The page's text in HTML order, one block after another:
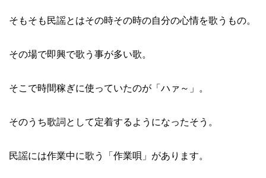
そもそも民謡とはその時その時の自分の心情を歌うもの。
その場で即興で歌う事が多い歌。
そこで時間稼ぎに使っていたのが「ハァ～」。
そのうち歌詞として定着するようになったそう。
民謡には作業中に歌う「作業唄」があります。